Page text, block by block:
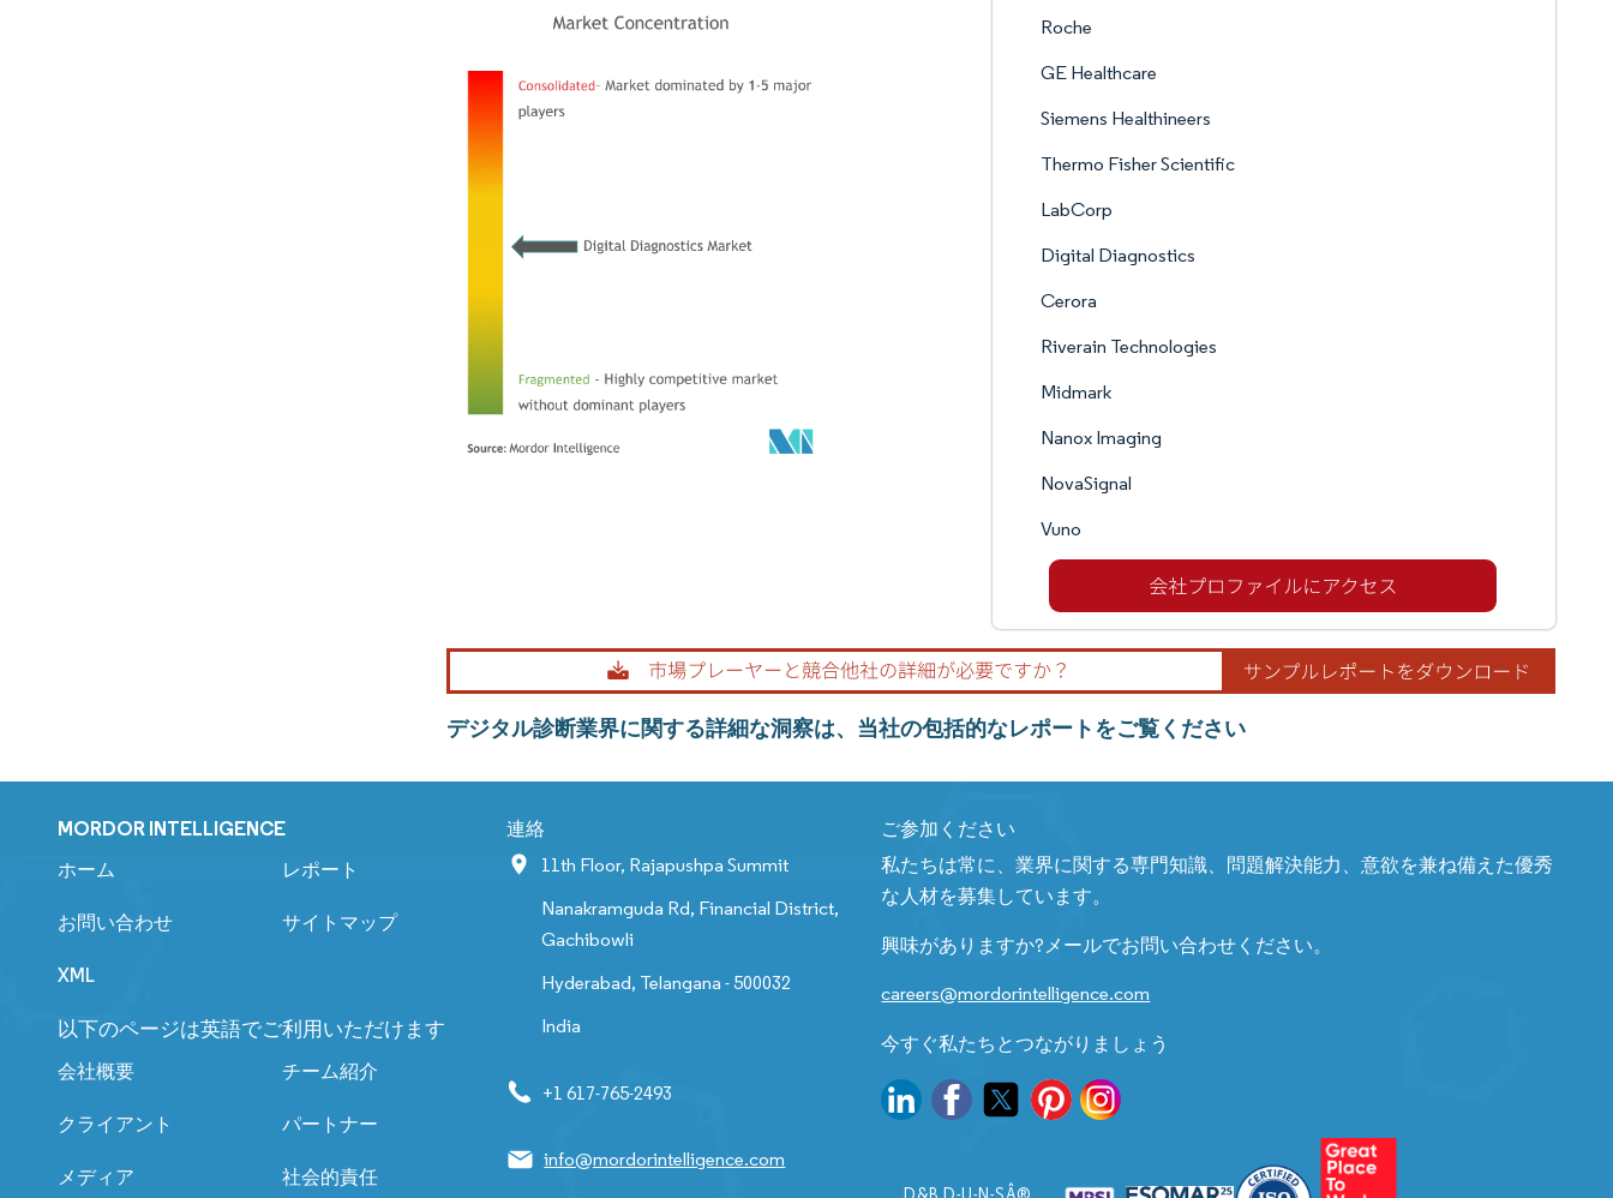
Roche
GE Healthcare
Siemens Healthineers
Thermo Fisher Scientific
LabCorp
Digital Diagnostics
Cerora
Riverain Technologies
Midmark
Nanox Imaging
NovaSignal
Vuno
デジタル診断業界に関する詳細な洞察は、当社の包括的なレポートをご覧ください
MORDOR INTELLIGENCE
ホーム レポート
お問い合わせ サイトマップ
XML
以下のページは英語でご利用いただけます
会社概要 チーム紹介
クライアント パートナー
メディア 社会的責任
連絡
11th Floor, Rajapushpa Summit
Nanakramguda Rd, Financial District,
Gachibowli
Hyderabad, Telangana - 500032
India
+1 617-765-2493
info@mordorintelligence.com
ご参加ください
私たちは常に、業界に関する専門知識、問題解決能力、意欲を兼ね備えた優秀
な人材を募集しています。
興味がありますか?メールでお問い合わせください。
careers@mordorintelligence.com
今すぐ私たちとつながりましょう